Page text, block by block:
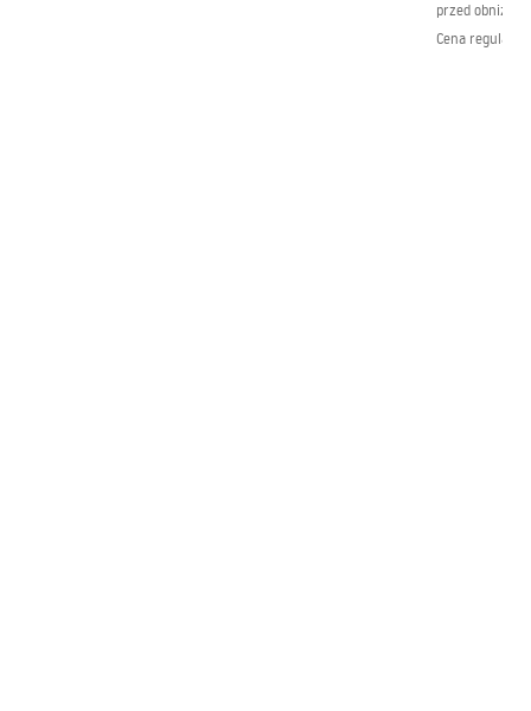
przed obniżką:
Cena regularna